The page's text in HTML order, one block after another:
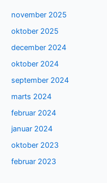
november 2025
oktober 2025
december 2024
oktober 2024
september 2024
marts 2024
februar 2024
januar 2024
oktober 2023
februar 2023